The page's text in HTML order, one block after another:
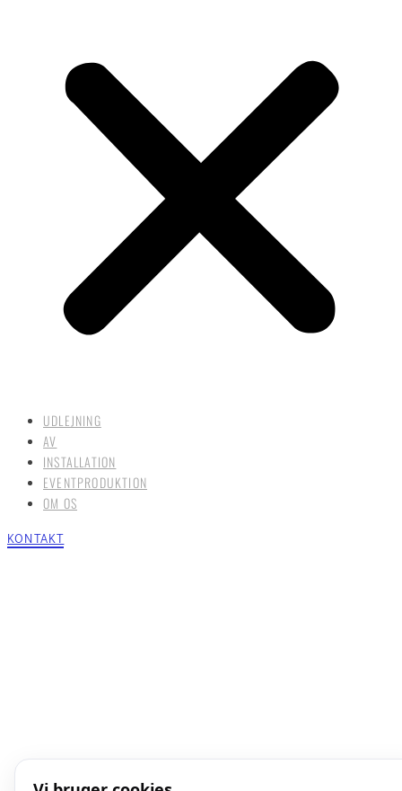
UDLEJNING
AV
INSTALLATION
EVENTPRODUKTION
OM OS
KONTAKT